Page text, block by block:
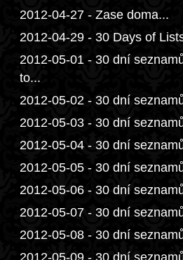
2012-04-27 - Zase doma...
2012-04-29 - 30 Days of
2012-05-01 - 30 dní
to...
2012-05-02 - 30 dní
2012-05-03 - 30 dní
2012-05-04 - 30 dní
2012-05-05 - 30 dní
2012-05-06 - 30 dní
2012-05-07 - 30 dní
2012-05-08 - 30 dní
2012-05-09 - 30 dní